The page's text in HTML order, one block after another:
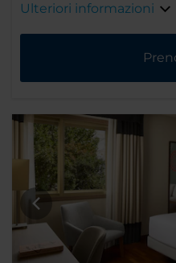
Ulteriori informazioni